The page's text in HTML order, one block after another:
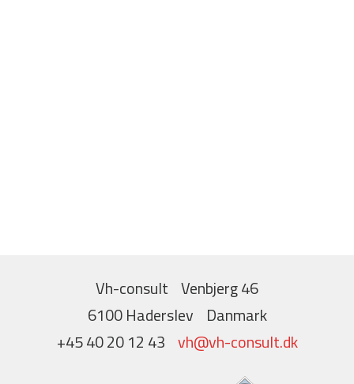
Vh-consult Venbjerg 46
6100 Haderslev
Danmark
+45 40 20 12 43 vh@vh-consult.dk​​